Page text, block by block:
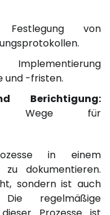
von
und -fristen.
Berichtigung:
Wege für
in einem
zu dokumentieren.
sondern ist auch
regelmäßige